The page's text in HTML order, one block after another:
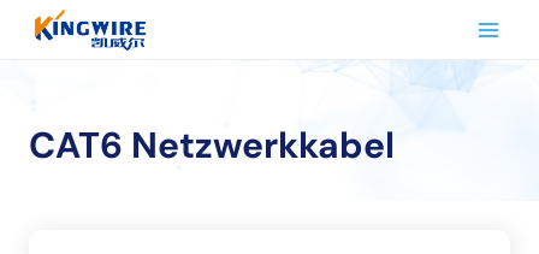
Inhalt
CAT6 Netzwerkkabel